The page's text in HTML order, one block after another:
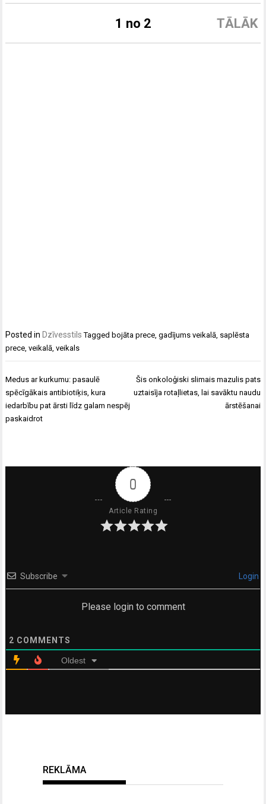
TĀLĀK
1 no 2
Posted in Dzīvesstils Tagged bojāta prece,gadījums veikalā, saplēsta
prece,veikalā,veikals
Ziņu
izvēlne
Medus ar kurkumu: pasaulē
spēcīgākais antibiotiķis, kura
iedarbību pat ārsti līdz galam nespēj
paskaidrot
Šis onkoloģiski slimais mazulis pats
uztaisīja rotaļlietas, lai savāktu naudu
ārstēšanai
0
Article Rating
Subscribe Login
Please login to comment
2 COMMENTS
Oldest
REKLĀMA